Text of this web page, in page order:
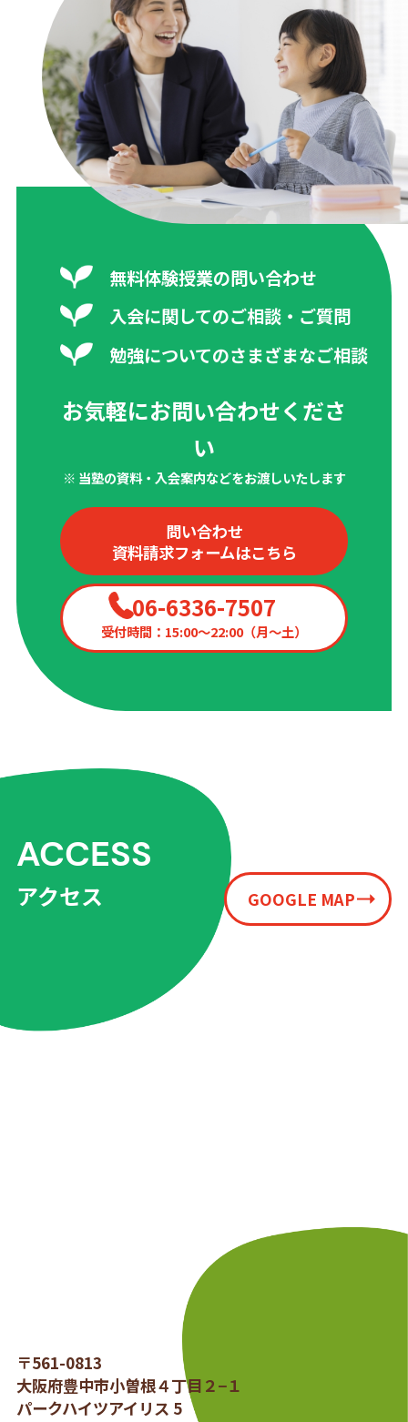
無料体験授業の問い合わせ
入会に関してのご相談・ご質問
勉強についてのさまざまなご相談
お気軽にお問い合わせくださ
い
※ 当塾の資料・入会案内などをお渡しいたします
問い合わせ
資料請求フォームはこちら
06-6336-7507
受付時間：15:00〜22:00（月〜土）
ACCESS
アクセス GOOGLE MAP
〒561-0813
大阪府豊中市小曽根４丁目２−１
パークハイツアイリス 5